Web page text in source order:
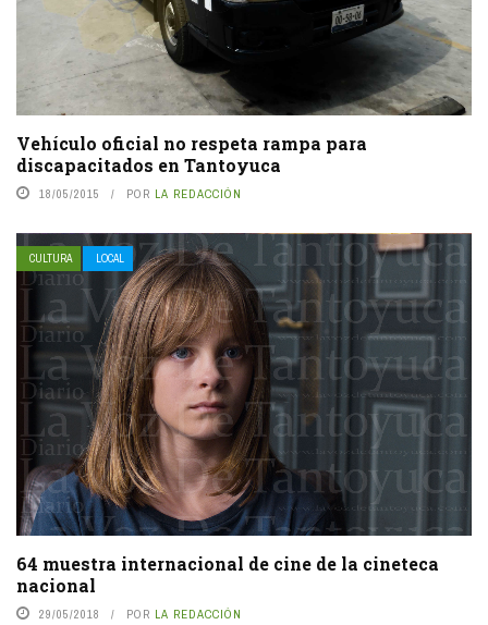
Vehículo oficial no respeta rampa para
discapacitados en Tantoyuca
18/05/2015 POR LA REDACCIÓN
CULTURA LOCAL
64 muestra internacional de cine de la cineteca
nacional
29/05/2018 POR LA REDACCIÓN